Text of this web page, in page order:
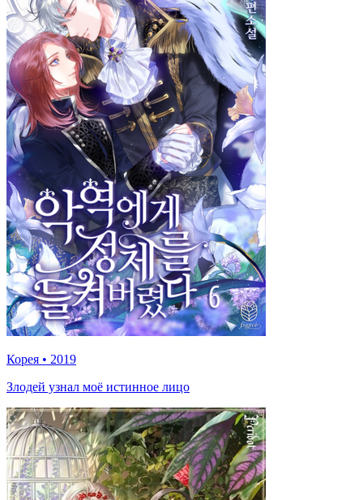
Корея • 2019
Злодей узнал моё истинное лицо